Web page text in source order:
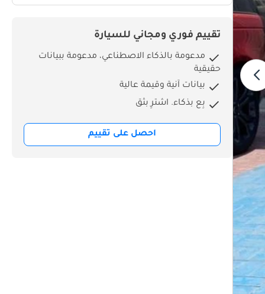
تقييم فوري ومجاني للسيارة
مدعومة بالذكاء الاصطناعي، مدعومة ببيانات
حقيقية
بيانات آنية وقيمة عالية
بِع بذكاء. اشترِ بثق
احصل على تقييم